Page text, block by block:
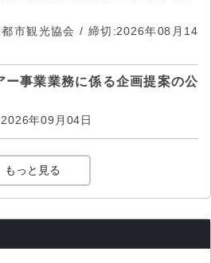
市観光協会 / 締切:2026年08月14
ー事業業務に係る企画提案の公
年09月04日
もっと見る